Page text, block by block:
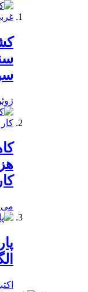
ژوئن 22,
می 14, 2020
اکتبر 22,